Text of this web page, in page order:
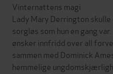
Vinternattens magi
Lady Mary Derrington
sorgløs som hun en gang
ønsker innfridd over all
sammen med Dominick
hemmelige